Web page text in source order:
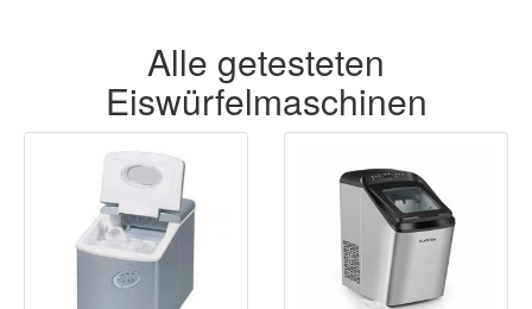
Alle getesteten
Eiswürfelmaschinen